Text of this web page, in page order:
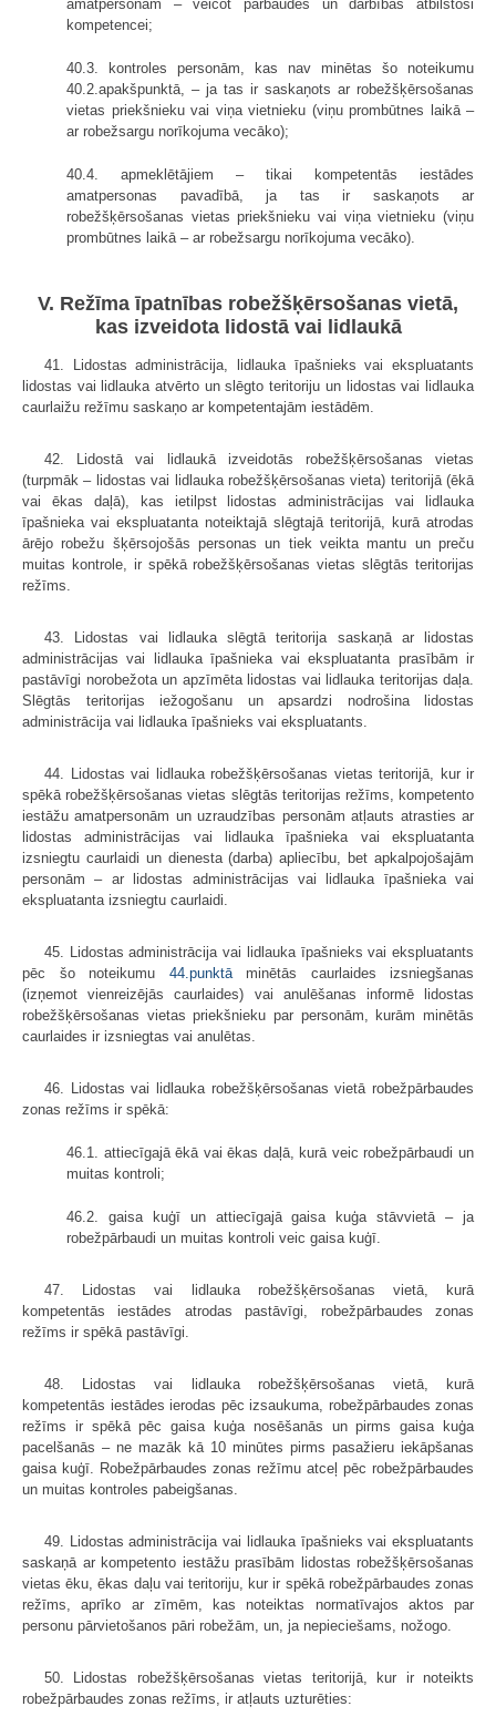
amatpersonām – veicot pārbaudes un darbības atbilstoši
kompetencei;
40.3. kontroles personām, kas nav minētas šo noteikumu
40.2.apakšpunktā, – ja tas ir saskaņots ar robežšķērsošanas
vietas priekšnieku vai viņa vietnieku (viņu prombūtnes laikā –
ar robežsargu norīkojuma vecāko);
40.4. apmeklētājiem – tikai kompetentās iestādes
amatpersonas pavadībā, ja tas ir saskaņots ar
robežšķērsošanas vietas priekšnieku vai viņa vietnieku (viņu
prombūtnes laikā – ar robežsargu norīkojuma vecāko).
V. Režīma īpatnības robežšķērsošanas vietā,
kas izveidota lidostā vai lidlaukā
41. Lidostas administrācija, lidlauka īpašnieks vai ekspluatants
lidostas vai lidlauka atvērto un slēgto teritoriju un lidostas vai lidlauka
caurlaižu režīmu saskaņo ar kompetentajām iestādēm.
42. Lidostā vai lidlaukā izveidotās robežšķērsošanas vietas
(turpmāk – lidostas vai lidlauka robežšķērsošanas vieta) teritorijā (ēkā
vai ēkas daļā), kas ietilpst lidostas administrācijas vai lidlauka
īpašnieka vai ekspluatanta noteiktajā slēgtajā teritorijā, kurā atrodas
ārējo robežu šķērsojošās personas un tiek veikta mantu un preču
muitas kontrole, ir spēkā robežšķērsošanas vietas slēgtās teritorijas
režīms.
43. Lidostas vai lidlauka slēgtā teritorija saskaņā ar lidostas
administrācijas vai lidlauka īpašnieka vai ekspluatanta prasībām ir
pastāvīgi norobežota un apzīmēta lidostas vai lidlauka teritorijas daļa.
Slēgtās teritorijas iežogošanu un apsardzi nodrošina lidostas
administrācija vai lidlauka īpašnieks vai ekspluatants.
44. Lidostas vai lidlauka robežšķērsošanas vietas teritorijā, kur ir
spēkā robežšķērsošanas vietas slēgtās teritorijas režīms, kompetento
iestāžu amatpersonām un uzraudzības personām atļauts atrasties ar
lidostas administrācijas vai lidlauka īpašnieka vai ekspluatanta
izsniegtu caurlaidi un dienesta (darba) apliecību, bet apkalpojošajām
personām – ar lidostas administrācijas vai lidlauka īpašnieka vai
ekspluatanta izsniegtu caurlaidi.
45. Lidostas administrācija vai lidlauka īpašnieks vai ekspluatants
pēc šo noteikumu 44.punktāminētās caurlaides izsniegšanas
(izņemot vienreizējās caurlaides) vai anulēšanas informē lidostas
robežšķērsošanas vietas priekšnieku par personām, kurām minētās
caurlaides ir izsniegtas vai anulētas.
46. Lidostas vai lidlauka robežšķērsošanas vietā robežpārbaudes
zonas režīms ir spēkā:
46.1. attiecīgajā ēkā vai ēkas daļā, kurā veic robežpārbaudi un
muitas kontroli;
46.2. gaisa kuģī un attiecīgajā gaisa kuģa stāvvietā – ja
robežpārbaudi un muitas kontroli veic gaisa kuģī.
47. Lidostas vai lidlauka robežšķērsošanas vietā, kurā
kompetentās iestādes atrodas pastāvīgi, robežpārbaudes zonas
režīms ir spēkā pastāvīgi.
48. Lidostas vai lidlauka robežšķērsošanas vietā, kurā
kompetentās iestādes ierodas pēc izsaukuma, robežpārbaudes zonas
režīms ir spēkā pēc gaisa kuģa nosēšanās un pirms gaisa kuģa
pacelšanās – ne mazāk kā 10 minūtes pirms pasažieru iekāpšanas
gaisa kuģī. Robežpārbaudes zonas režīmu atceļ pēc robežpārbaudes
un muitas kontroles pabeigšanas.
49. Lidostas administrācija vai lidlauka īpašnieks vai ekspluatants
saskaņā ar kompetento iestāžu prasībām lidostas robežšķērsošanas
vietas ēku, ēkas daļu vai teritoriju, kur ir spēkā robežpārbaudes zonas
režīms, aprīko ar zīmēm, kas noteiktas normatīvajos aktos par
personu pārvietošanos pāri robežām, un, ja nepieciešams, nožogo.
50. Lidostas robežšķērsošanas vietas teritorijā, kur ir noteikts
robežpārbaudes zonas režīms, ir atļauts uzturēties: